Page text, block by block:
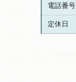
電話番号
定休日